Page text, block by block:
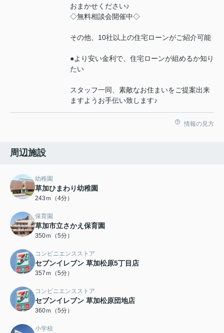
おまかせください♪
◇無料相談会開催中◇
その他、10社以上の住宅ローンがご紹介可能
●より安い金利で、住宅ローンが組めるか知り
たい
スタッフ一同、素敵なお住まいをご提案出来
ますようお手伝い致します♪
情報の見方
周辺施設
幼稚園
草加ひまわり幼稚園
243ｍ（4分）
保育園
草加市立さかえ保育園
350ｍ（5分）
コンビニエンスストア
セブンイレブン 草加松原5丁目店
357ｍ（5分）
コンビニエンスストア
セブンイレブン 草加松原団地店
360ｍ（5分）
小学校